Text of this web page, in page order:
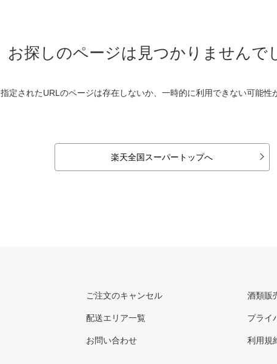
お探しのページは見つかりませんで
指定されたURLのページは存在しないか、一時的に利用できない可能性
楽天全国スーパートップへ
ご注文のキャンセル
配送エリア一覧
お問い合わせ
酒類販
プライ
利用規